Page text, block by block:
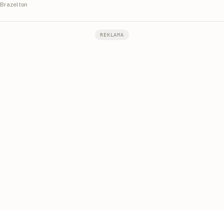
Brazelton
REKLAMA